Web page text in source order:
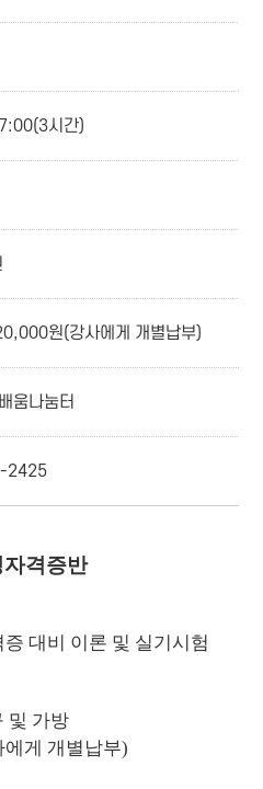
시간)
원(강사에게 개별납부)
움나눔터
2425
격증반
증 대비 이론 및 실기시험
및 가방
에게 개별납부)